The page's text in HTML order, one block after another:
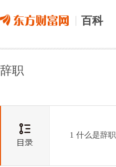
百科
辞职
1 什么是辞职